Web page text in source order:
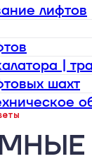
лифтов
|
шахт